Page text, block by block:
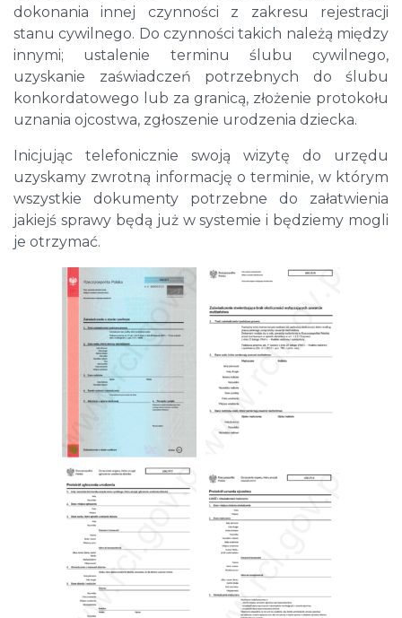
dokonania innej czynności z zakresu rejestracji
stanu cywilnego. Do czynności takich należą między
innymi; ustalenie terminu ślubu cywilnego,
uzyskanie zaświadczeń potrzebnych do ślubu
konkordatowego lub za granicą, złożenie protokołu
uznania ojcostwa, zgłoszenie urodzenia dziecka.
Inicjując telefonicznie swoją wizytę do urzędu
uzyskamy zwrotną informację o terminie, w którym
wszystkie dokumenty potrzebne do załatwienia
jakiejś sprawy będą już w systemie i będziemy mogli
je otrzymać.